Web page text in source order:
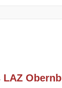
LAZ